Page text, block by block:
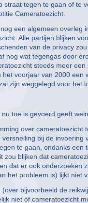
straat tegen te gaan of te
Cameratoezicht.
een algemeen overleg
Alle partijen blijken
van de privacy
nog wat tegengas door
steeds meer
voorjaar van 2000
zijn weggelegd voor het
toe is gevoerd geeft
over cameratoezicht
bij de
te gaan, ondanks
zou blijken dat
dat er ook onderzoeken
het probleem is) lijkt niet
bijvoorbeeld de
niet óf cameratoezicht